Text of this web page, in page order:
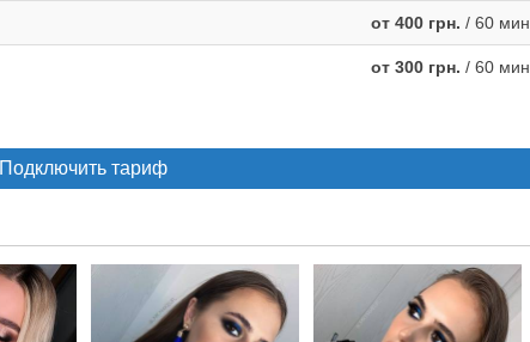
от 400 грн. / 60 мин
от 300 грн. / 60 мин
Подключить тариф